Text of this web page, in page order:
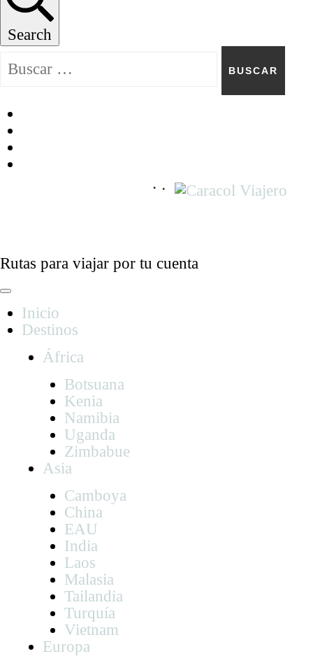
Search
Rutas para viajar por tu cuenta
Inicio
Destinos
África
Botsuana
Kenia
Namibia
Uganda
Zimbabue
Asia
Camboya
China
EAU
India
Laos
Malasia
Tailandia
Turquía
Vietnam
Europa